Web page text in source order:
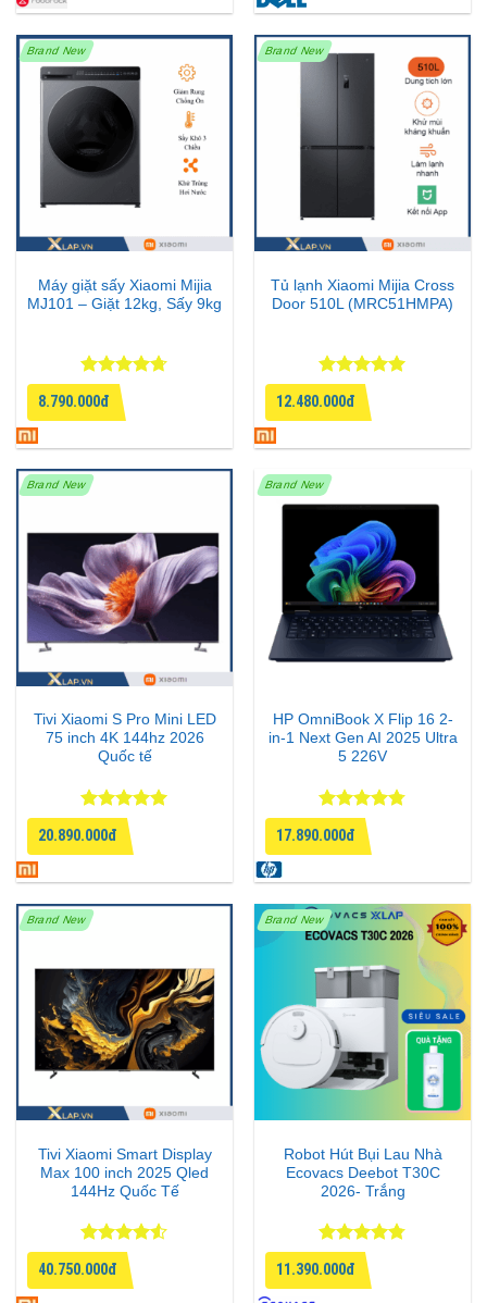
Brand New
Máy giặt sấy Xiaomi Mijia
MJ101 – Giặt 12kg, Sấy 9kg
Được xếp
hạng4.67
5 sao
8.790.000đ
Brand New
Tủ lạnh Xiaomi Mijia Cross
Door 510L (MRC51HMPA)
Được xếp
hạng
55
sao
12.480.000đ
Brand New
Tivi Xiaomi S Pro Mini LED
75 inch 4K 144hz 2026
Quốc tế
Được xếp
hạng
55
sao
20.890.000đ
Brand New
HP OmniBook X Flip 16 2-
in-1 Next Gen AI 2025 Ultra
5 226V
Được xếp
hạng
4.75
5 sao
17.890.000đ
Brand New
Tivi Xiaomi Smart Display
Max 100 inch 2025 Qled
144Hz Quốc Tế
Được xếp
hạng
4.5
5 sao
40.750.000đ
Brand New
Robot Hút Bụi Lau Nhà
Ecovacs Deebot T30C
2026- Trắng
Được xếp
hạng
4.75
5 sao
11.390.000đ